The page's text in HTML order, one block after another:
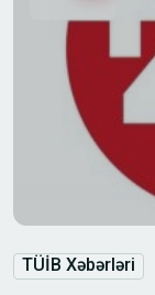
TÜİB Xəbərləri